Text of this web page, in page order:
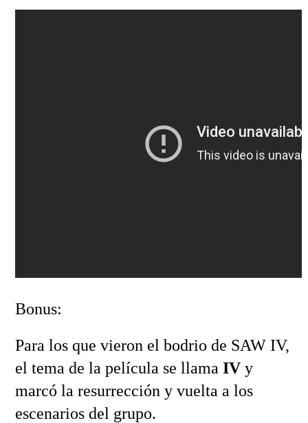
Bonus:
Para los que vieron el bodrio de SAW IV,
el tema de la película se llama IVy
marcó la resurrección y vuelta a los
escenarios del grupo.